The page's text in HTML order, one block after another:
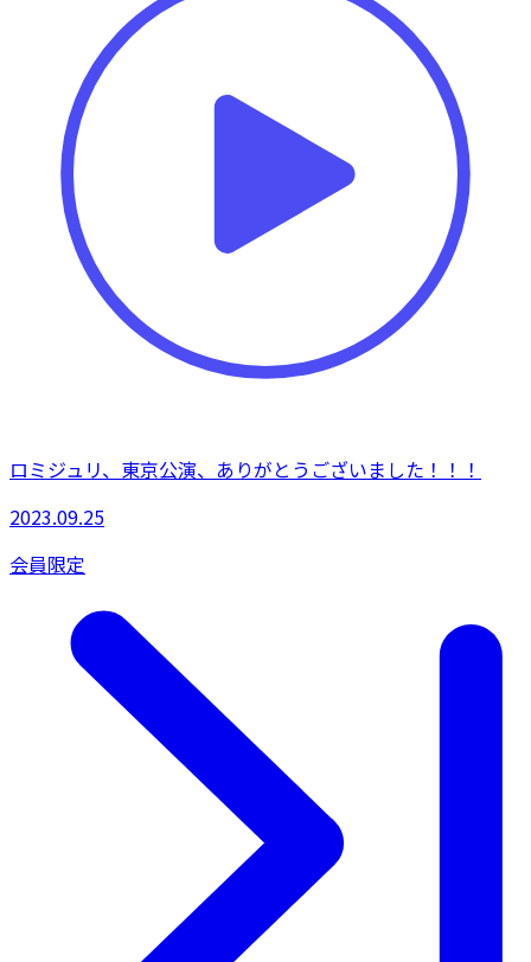
ロミジュリ、東京公演、ありがとうございました！！！
2023.09.25
会員限定